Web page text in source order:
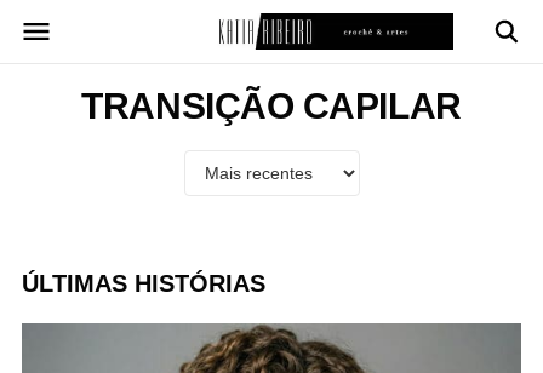
para
TRANSIÇÃO CAPILAR
ÚLTIMAS HISTÓRIAS